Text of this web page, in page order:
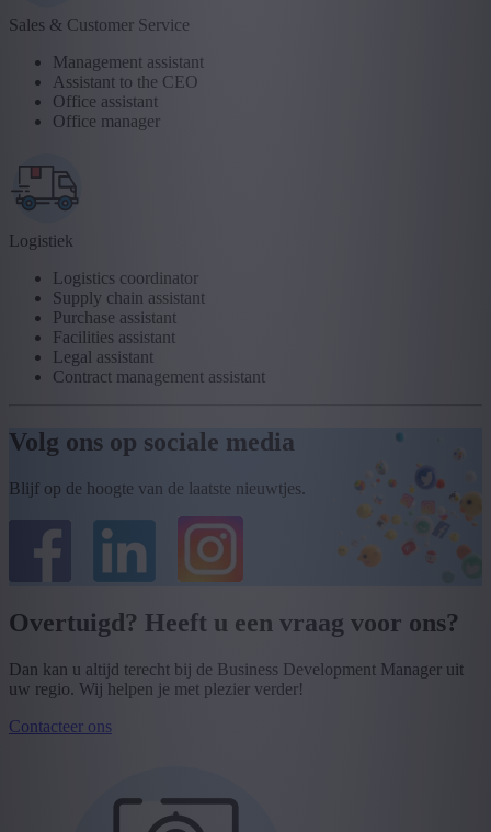
Sales & Customer Service
Management assistant
Assistant to the CEO
Office assistant
Office manager
Logistiek
Logistics coordinator
Supply chain assistant
Purchase assistant
Facilities assistant
Legal assistant
Contract management assistant
Volg ons op sociale media
Blijf op de hoogte van de laatste nieuwtjes.
Overtuigd? Heeft u een vraag voor ons?
Dan kan u altijd terecht bij de Business Development Manager uit
uw regio. Wij helpen je met plezier verder!
Contacteer ons